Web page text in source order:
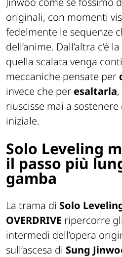
originali, con momenti
fedelmente le sequenze
dell’anime. Dall’altra c’è
quella scalata venga
meccaniche pensate per
invece che per esaltarla
riuscisse mai a
iniziale.
Solo Leveling
il passo più
gamba
La trama di Solo
OVERDRIVE ripercorre
intermedi dell’opera
sull’ascesa di Sung